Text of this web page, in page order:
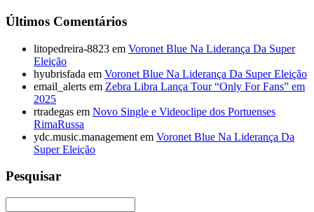
Últimos Comentários
litopedreira-8823 em Voronet Blue Na Liderança Da Super
Eleição
hyubrisfada em Voronet Blue Na Liderança Da Super Eleição
email_alerts em Zebra Libra Lança Tour “Only For Fans” em
2025
rtradegas em Novo Single e Videoclipe dos Portuenses
RimaRussa
ydc.music.management em Voronet Blue Na Liderança Da
Super Eleição
Pesquisar